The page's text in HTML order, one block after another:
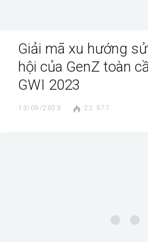
Giải mã xu hướng
hội của GenZ toàn
GWI 2023
13/09/2023 22.077